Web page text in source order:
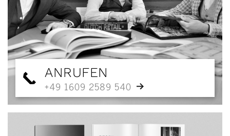
ANRUFEN
+49 1609 2589 540